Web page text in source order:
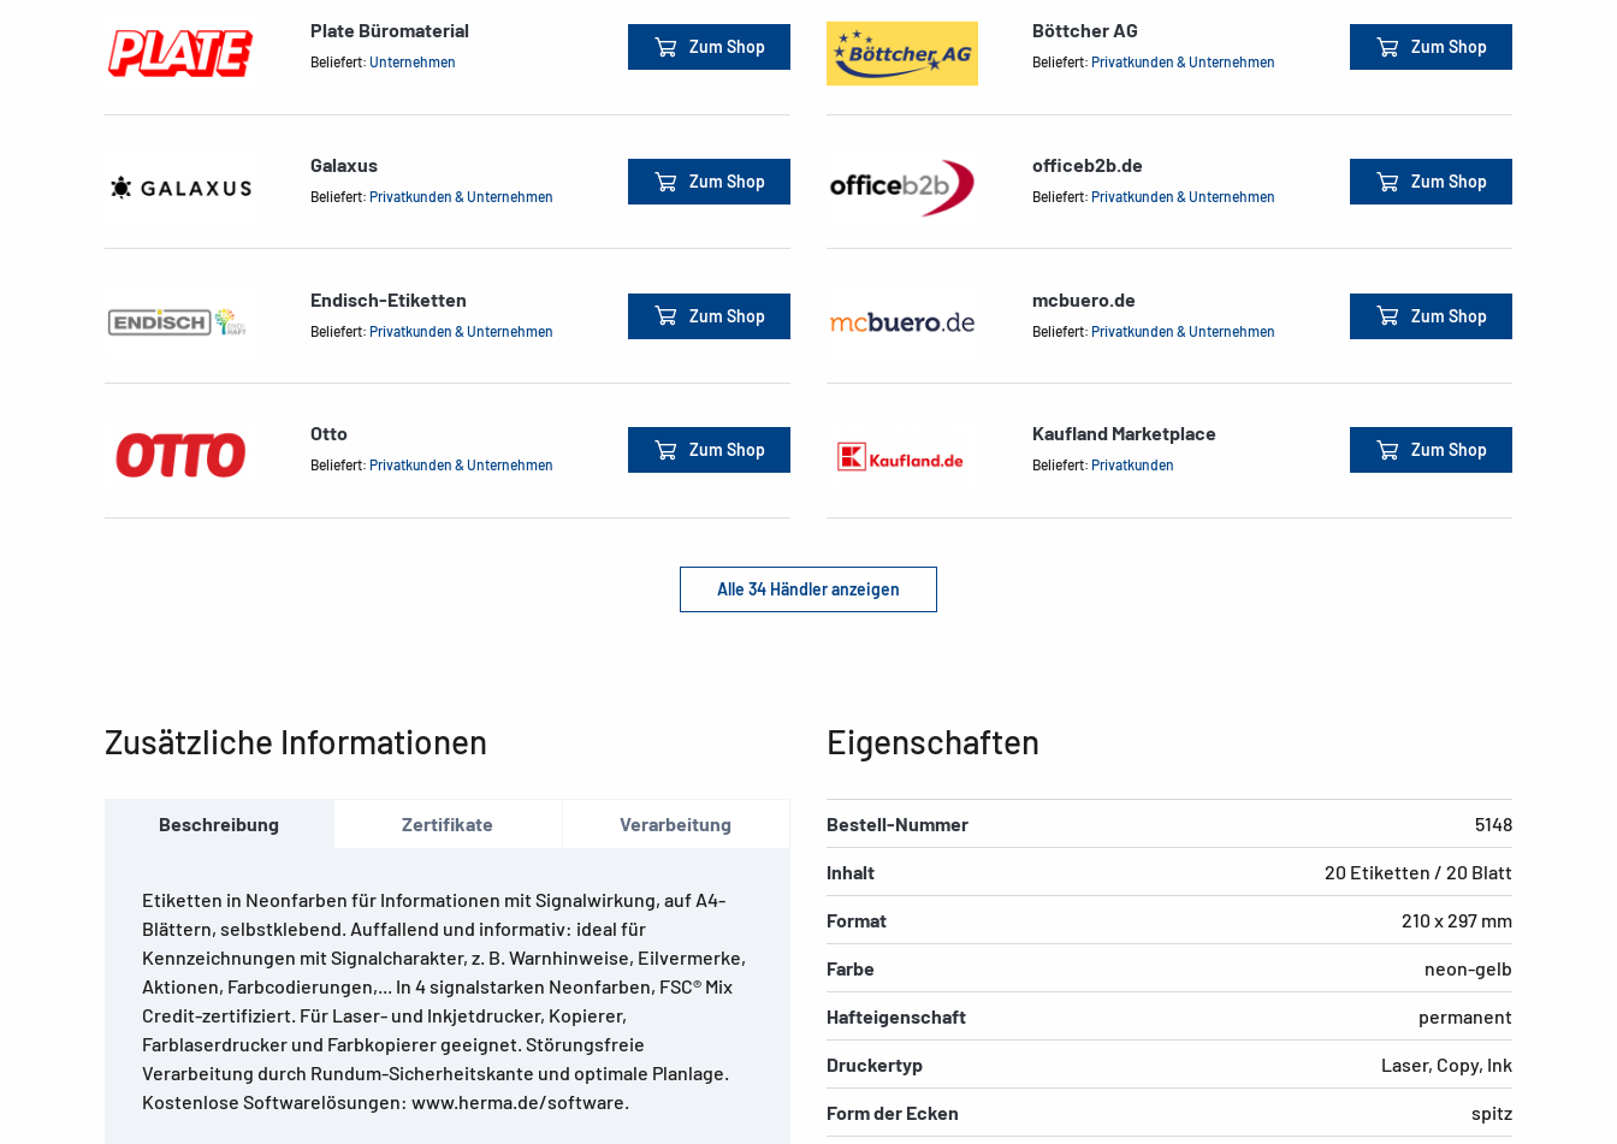
Plate Büromaterial
Beliefert: Unternehmen
Zum Shop
Böttcher AG
Beliefert: Privatkunden & Unternehmen
Zum Shop
Galaxus
Beliefert: Privatkunden & Unternehmen
Zum Shop
officeb2b.de
Beliefert: Privatkunden & Unternehmen
Zum Shop
Endisch-Etiketten
Beliefert: Privatkunden & Unternehmen
Zum Shop
mcbuero.de
Beliefert: Privatkunden & Unternehmen
Zum Shop
Otto
Beliefert: Privatkunden & Unternehmen
Zum Shop
Kaufland Marketplace
Beliefert: Privatkunden
Zum Shop
Alle 34 Händler anzeigen
Zusätzliche Informationen
Beschreibung Zertifikate Verarbeitung
Etiketten in Neonfarben für Informationen mit Signalwirkung, auf A4-
Blättern, selbstklebend. Auffallend und informativ: ideal für
Kennzeichnungen mit Signalcharakter, z. B. Warnhinweise, Eilvermerke,
Aktionen, Farbcodierungen,... In 4 signalstarken Neonfarben, FSC® Mix
Credit-zertifiziert. Für Laser- und Inkjetdrucker, Kopierer,
Farblaserdrucker und Farbkopierer geeignet. Störungsfreie
Verarbeitung durch Rundum-Sicherheitskante und optimale Planlage.
Kostenlose Softwarelösungen: www.herma.de/software.
Eigenschaften
Bestell-Nummer 5148
Inhalt 20 Etiketten / 20 Blatt
Format 210 x 297 mm
Farbe neon-gelb
Hafteigenschaft permanent
Druckertyp Laser, Copy, Ink
Form der Ecken spitz